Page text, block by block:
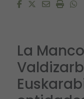
Facebook
Twitter
Email
La